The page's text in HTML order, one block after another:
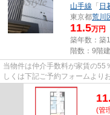
山手線 「 日
東京都荒川
11.5万円
築年数：築
階数：9階建
当物件は仲介手数料が家賃の
しくは下記ご予約フォームより
(管